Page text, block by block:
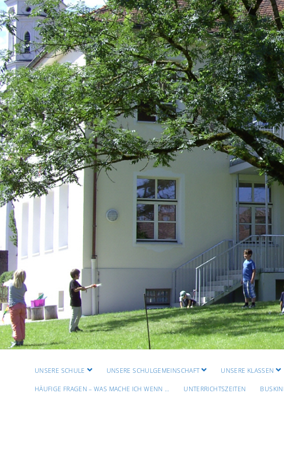
UNSERE SCHULE Menü UNSERE SCHULGEMEINSCHAFT MenüUNSERE KLASSEN
HÄUFIGE FRAGEN – WAS MACHE ICH WENN … UNTERRICHTSZEITEN